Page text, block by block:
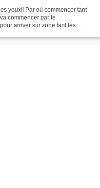
yeux!! Par où commencer tant
commencer par le
arriver sur zone tant les